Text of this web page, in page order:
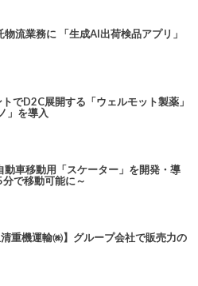
流業務に 「生成AI出荷検品アプリ」
でD2C展開する「ウェルモット製薬」
」を導入
車移動用「スケーター」を開発・導
で移動可能に～
重機運輸㈱】グループ会社で販売力の